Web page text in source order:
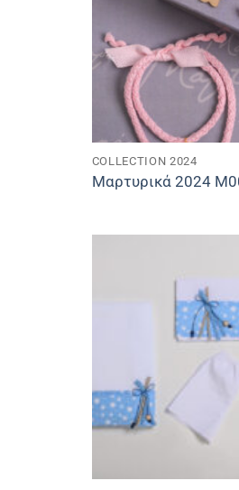
COLLECTION 2024
Μαρτυρικά 2024